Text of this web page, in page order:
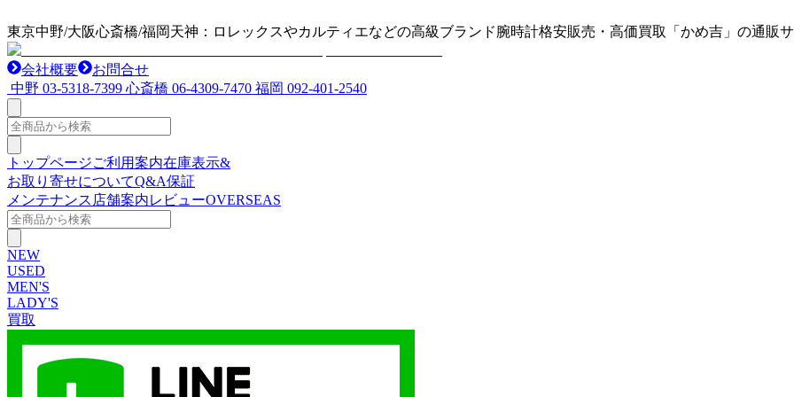
東京中野/大阪心斎橋/福岡天神：ロレックスやカルティエなどの高級ブランド腕時計格安販売・高価買取「かめ吉」の通販
会社概要
お問合せ
中野 03-5318-7399 心斎橋 06-4309-7470 福岡 092-401-2540
トップページご利用案内在庫表示&
お取り寄せについてQ&A保証
メンテナンス 店舗案内レビューOVERSEAS
NEW
USED
MEN'S
LADY'S
買取